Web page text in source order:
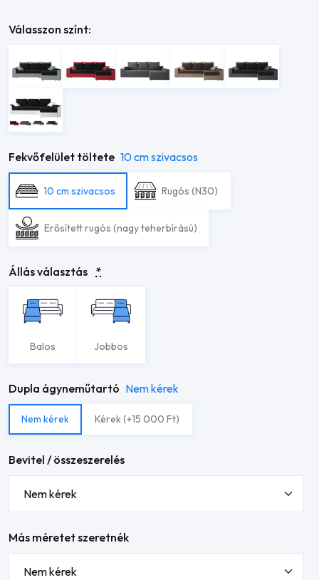
Válasszon színt:
Fekvőfelület töltete 10 cm szivacsos
10 cm szivacsos Rugós (N30)
Erősített rugós (nagy teherbírású)
Állás választás *
Balos Jobbos
Dupla ágyneműtartó Nem kérek
Nem kérek Kérek (+15 000 Ft)
Bevitel / összeszerelés
Más méretet szeretnék